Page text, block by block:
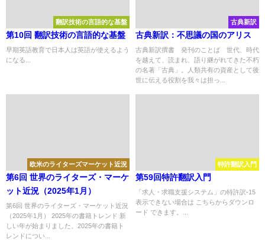
翻訳技術の言語的な基盤
第10回 翻訳技術の言語的な基盤
早期英語教育で日本人は英語が使えるよう
になる...
古典新訳
古典新訳：不思議の国のアリス
古典新訳撰書 発刊のことば 世代、時代
を越えて、読まれ、語り継がれてきた不朽
の名著「古典」。人類共有の資産として後
世に伝える役割を我々は担っ...
欧米のライターズマーケット近況
第6回 世界のライターズ・マーケ
ット近況（2025年1月）
第6回 世界のライターズ・マーケット近況
（2025年1月） 2025年の書籍トレンド 新
しい年が始まりました。2025年の書籍ト
レンドについ...
特許翻訳入門
第59回特許翻訳入門
「求人・求職支援システム」の特許訳-15
表示できない場合は こちらからダウンロ
ード できます。...